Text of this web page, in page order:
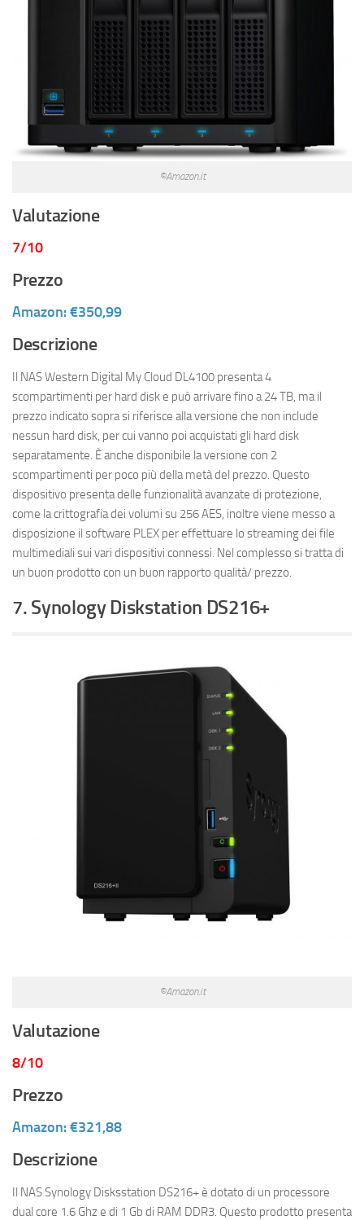
©Amazon.it
Valutazione
7/10
Prezzo
Amazon: €350,99
Descrizione
Il NAS Western Digital My Cloud DL4100 presenta 4
scompartimenti per hard disk e può arrivare fino a 24 TB, ma il
prezzo indicato sopra si riferisce alla versione che non include
nessun hard disk, per cui vanno poi acquistati gli hard disk
separatamente. È anche disponibile la versione con 2
scompartimenti per poco più della metà del prezzo. Questo
dispositivo presenta delle funzionalità avanzate di protezione,
come la crittografia dei volumi su 256 AES, inoltre viene messo a
disposizione il software PLEX per effettuare lo streaming dei file
multimediali sui vari dispositivi connessi. Nel complesso si tratta di
un buon prodotto con un buon rapporto qualità/ prezzo.
7. Synology Diskstation DS216+
©Amazon.it
Valutazione
8/10
Prezzo
Amazon: €321,88
Descrizione
Il NAS Synology Disksstation DS216+ è dotato di un processore
dual core 1.6 Ghz e di 1 Gb di RAM DDR3. Questo prodotto presenta